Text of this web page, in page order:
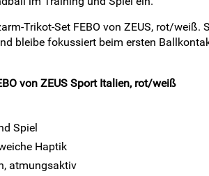
Trikot-Set FEBO von ZEUS, rot/
bleibe fokussiert beim ersten
von ZEUS Sport Italien, rot/weiß
Spiel
Haptik
atmungsaktiv